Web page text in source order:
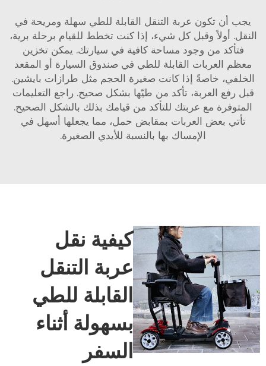
يجب أن تكون عربة التنقل القابلة للطي سهلة ومريحة في
النقل. أولاً وقبل كل شيء، إذا كنت تخطط للقيام برحلة برية،
فتأكد من وجود مساحة كافية في سيارتك. يمكن تخزين
معظم العربات القابلة للطي في صندوق السيارة أو المقعد
الخلفي، خاصةً إذا كانت صغيرة الحجم مثل طرازات بايشين.
قبل رفع العربة، تأكد من طيّها بشكل صحيح. راجع التعليمات
المتوفرة مع عربتك للتأكد من قيامك بذلك بالشكل الصحيح.
تأتي بعض العربات بمقابض حمل، مما يجعلها أسهل في
الإمساك بها بالنسبة للأيدي الصغيرة.
كيفية نقل
عربة التنقل
القابلة للطي
بسهولة أثناء
السفر